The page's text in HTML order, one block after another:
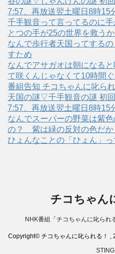
7:57、再放送翌土曜日8時15
千手観音って言ってるのに
とつの手が25の世界を救う
なんで歩行者天国ってする
すため
なんでアサガオは朝になる
て咲くんじゃなくて10時間
番組告知 チコちゃんに叱ら
天国の謎▽千手観音の謎 初
7:57、再放送翌土曜日8時15
なんでスーパーの野菜は紫
の？ 紫は緑の反対の色だか
ひょんなことの「ひょん」
チコちゃん
NHK番組「チコちゃんに叱られ
Copyright© チコちゃんに叱られる！